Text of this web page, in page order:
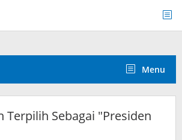
Menu
Terpilih Sebagai "Presiden